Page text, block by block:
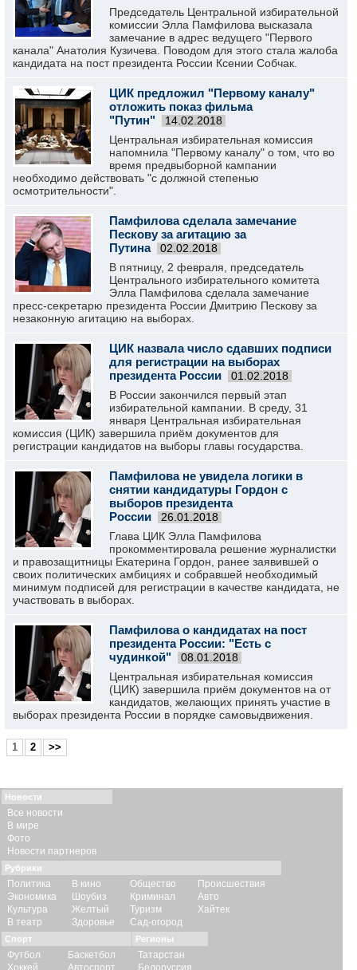
Председатель Центральной избирательной
комиссии Элла Памфилова высказала
замечание в адрес ведущего "Первого
канала" Анатолия Кузичева. Поводом для этого стала жалоба
кандидата на пост президента России Ксении Собчак.
ЦИК предложил "Первому каналу"
отложить показ фильма
"Путин"
14.02.2018
Центральная избирательная комиссия
напомнила "Первому каналу" о том, что во
время предвыборной кампании
необходимо действовать "с должной степенью
осмотрительности".
Памфилова сделала замечание
Пескову за агитацию за
Путина
02.02.2018
В пятницу, 2 февраля, председатель
Центрального избирательного комитета
Элла Памфилова сделала замечание
пресс-секретарю президента России Дмитрию Пескову за
незаконную агитацию на выборах.
ЦИК назвала число сдавших подписи
для регистрации на выборах
президента России
01.02.2018
В России закончился первый этап
избирательной кампании. В среду, 31
января Центральная избирательная
комиссия (ЦИК) завершила приём документов для
регистрации кандидатов на выборы главы государства.
Памфилова не увидела логики в
снятии кандидатуры Гордон с
выборов президента
России
26.01.2018
Глава ЦИК Элла Памфилова
прокомментировала решение журналистки
и правозащитницы Екатерина Гордон, ранее заявившей о
своих политических амбициях и собравшей необходимый
минимум подписей для регистрации в качестве кандидата, не
участвовать в выборах.
Памфилова о кандидатах на пост
президента России: "Есть с
чудинкой"
08.01.2018
Центральная избирательная комиссия
(ЦИК) завершила приём документов на от
кандидатов, желающих принять участие в
выборах президента России в порядке самовыдвижения.
1 2 >>
Новости
Все новости
В мире
Фото
Новости партнеров
Рубрики
Политика
Экономика
Культура
В театр
В кино
Шоубиз
Желтый
Здоровье
Общество
Криминал
Туризм
Сад-огород
Происшествия
Авто
Хайтек
Спорт
Футбол
Хоккей
Баскетбол
Автоспорт
Регионы
Татарстан
Белоруссия